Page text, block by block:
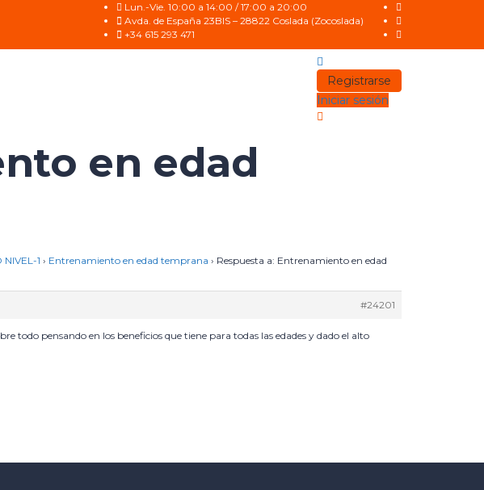
Lun.-Vie. 10:00 a 14:00 / 17:00 a 20:00
Avda. de España 23BIS – 28822 Coslada (Zocoslada)
+34 615 293 471
Registrarse
Iniciar sesión
en edad
1 › Entrenamiento en edad temprana › Respuesta a: Entrenamiento en edad
#24201
todo pensando en los beneficios que tiene para todas las edades y dado el alto